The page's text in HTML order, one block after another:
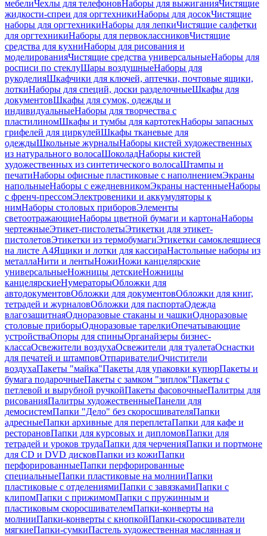
мебелиЧехлы для телефоновНаборы для выжиганияЧистящие
жидкости-спреи для оргтехникиНаборы для досокЧистящие
наборы для оргтехникиНаборы для лепкиЧистящие салфетки
для оргтехникиНаборы для первоклассниковЧистящие
средства для кухниНаборы для рисования и
моделированияЧистящие средства универсальныеНаборы для
росписи по стеклуШары воздушныеНаборы для
рукоделияШкафчики для ключей, аптечки, почтовые ящики,
лоткиНаборы для специй, доски разделочныеШкафы для
документовШкафы для сумок, одежды и
индивидуальныеНаборы для творчества с
пластилиномШкафы и тумбы для картотекНаборы запасных
грифелей для циркулейШкафы тканевые для
одеждыШкольные журналыНаборы кистей художественных
из натурального волосаШоколадНаборы кистей
художественных из синтетического волосаШтампы и
печатиНаборы офисные пластиковые с наполнениемЭкраны
напольныеНаборы с ежедневникомЭкраны настенныеНаборы
с френч-прессомЭлектровеники и аккумуляторы к
нимНаборы столовых приборовЭлементы
светоотражающиеНаборы цветной бумаги и картонаНаборы
чертежныеЭтикет-пистолетыЭтикетки для этикет-
пистолетовЭтикетки из термобумагиЭтикетки самоклеящиеся
на листе А4Ящики и лотки для кассираНастольные наборы из
металлаНити и лентыНожиНожи канцелярские
универсальныеНожницы детскиеНожницы
канцелярскиеНумераторыОбложки для
автодокументовОбложки для документовОбложки для книг,
тетрадей и журналовОбложки для паспортаОдежда
влагозащитнаяОдноразовые стаканы и чашкиОдноразовые
столовые приборыОдноразовые тарелкиОпечатывающие
устройстваОпоры для спиныОрганайзеры бизнес-
классаОсвежители воздухаОсвежители для туалетаОснастки
для печатей и штамповОтпаривателиОчистители
воздухаПакеты "майка"Пакеты для упаковки купюрПакеты и
бумага подарочныеПакеты с замком "зиплок"Пакеты с
петлевой и вырубной ручкойПакеты фасовочныеПалитры для
рисованияПалитры художественныеПанели для
демосистемПапки "Дело" без скоросшивателяПапки
адресныеПапки архивные для переплетаПапки для кафе и
ресторановПапки для курсовых и дипломовПапки для
тетрадей и уроков трудаПапки для черченияПапки и портмоне
для CD и DVD дисковПапки из кожиПапки
перфорированныеПапки перфорированные
специальныеПапки пластиковые на молнииПапки
пластиковые с отделениямиПапки с завязкамиПапки с
клипомПапки с прижимомПапки с пружинным и
пластиковым скоросшивателемПапки-конверты на
молнииПапки-конверты с кнопкойПапки-скоросшиватели
мягкиеПапки-сумкиПастель художественная маслянная и